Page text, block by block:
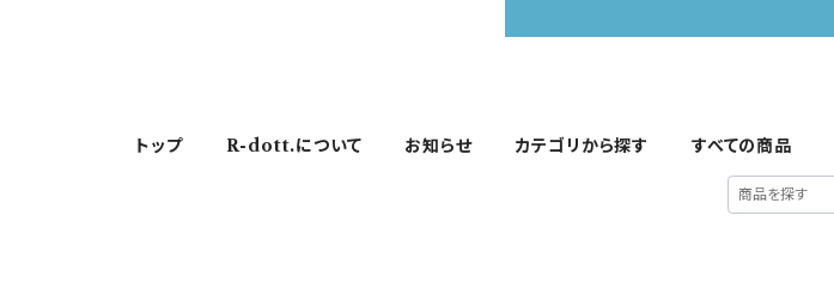
トップ R-dott.について お知らせ カテゴリから探す すべての商品